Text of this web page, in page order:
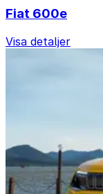
Fiat 600e
Visa detaljer